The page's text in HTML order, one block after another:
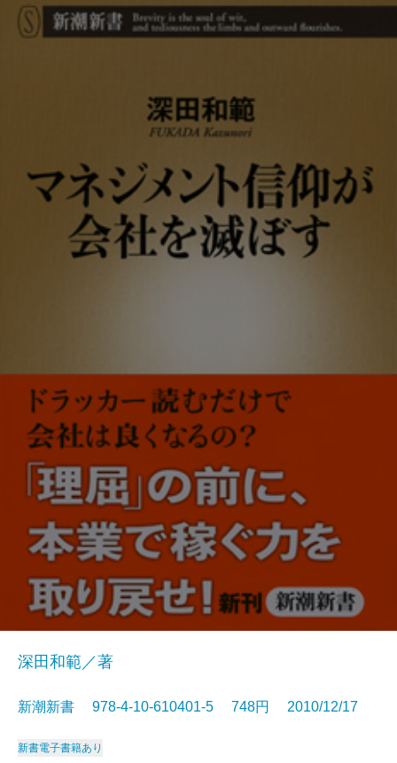
深田和範／著
新潮新書 978-4-10-610401-5 748円 2010/12/17
新書電子書籍あり